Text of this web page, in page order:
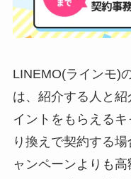
LINEMO(ラインモ)
は、紹介する人と
イントをもらえる
り換えで契約する
ャンペーンよりも